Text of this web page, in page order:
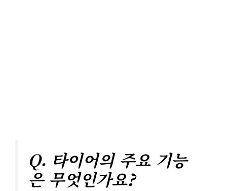
Q. 타이어의 주요 기능
은 무엇인가요?